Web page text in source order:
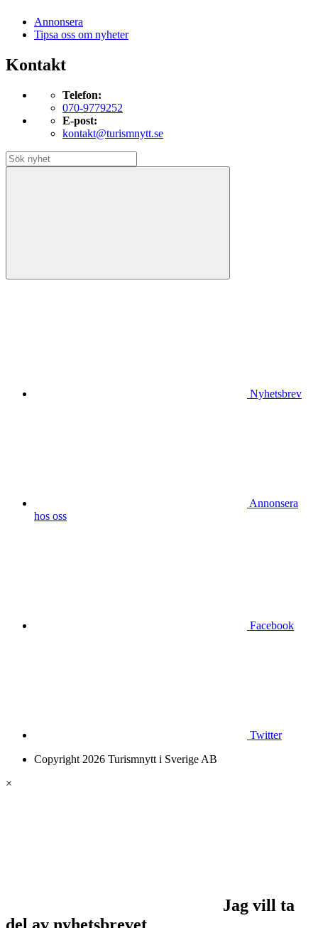
Annonsera
Tipsa oss om nyheter
Kontakt
Telefon:
070-9779252
E-post:
kontakt@turismnytt.se
Nyhetsbrev
Annonsera
hos oss
Facebook
Twitter
Copyright 2026 Turismnytt i Sverige AB
×
Jag vill ta
del av nyhetsbrevet